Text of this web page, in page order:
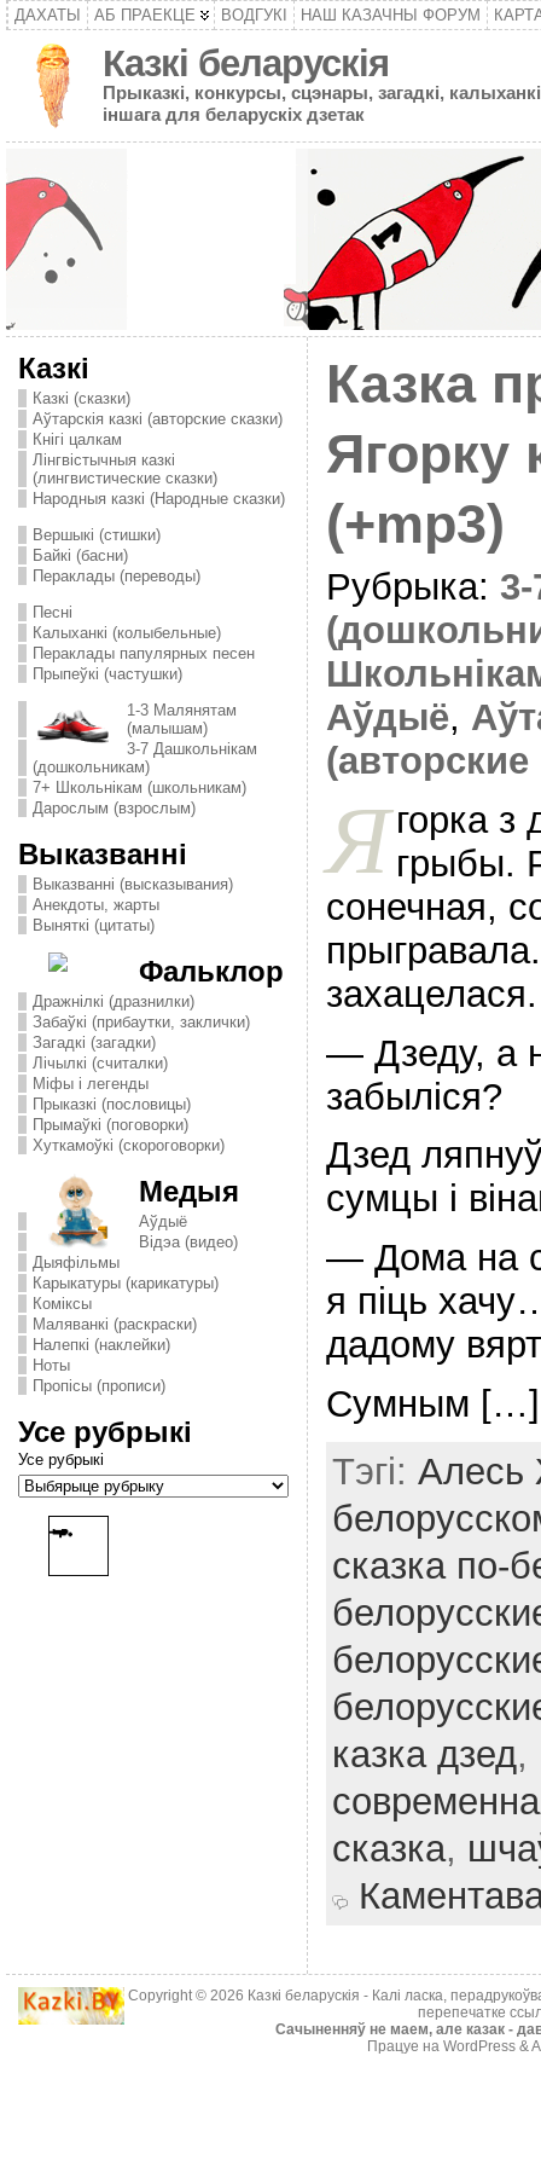
ДАХАТЫ АБ ПРАЕКЦЕ ВОДГУКІ НАШ КАЗАЧНЫ ФОРУМ
Казкі беларускія
Прыказкі, конкурсы, сцэнары, загадкі,
іншага для беларускіх дзетак
Казкі
Казкі (сказки)
Аўтарскія казкі (авторские сказки)
Кнігі цалкам
Лінгвістычныя казкі
(лингвистические сказки)
Народныя казкі (Народные сказки)
Вершыкі (стишки)
Байкі (басни)
Пераклады (переводы)
Песні
Калыханкі (колыбельные)
Пераклады папулярных песен
Прыпеўкі (частушки)
1-3 Малянятам
(малышам)
3-7 Дашкольнікам
(дошкольникам)
7+ Школьнікам (школьникам)
Дарослым (взрослым)
Выказванні
Выказванні (высказывания)
Анекдоты, жарты
Выняткі (цитаты)
Фальклор
Дражнілкі (дразнилки)
Забаўкі (прибаутки, заклички)
Загадкі (загадки)
Лічылкі (считалки)
Міфы і легенды
Прыказкі (пословицы)
Прымаўкі (поговорки)
Хуткамоўкі (скороговорки)
Медыя
Аўдыё
Відэа (видео)
Дыяфільмы
Карыкатуры (карикатуры)
Комiксы
Маляванкі (раскраски)
Налепкі (наклейки)
Ноты
Пропісы (прописи)
Усе рубрыкі
Усе рубрыкі
Казка
Ягорку
(+mp3)
Рубрыка:
Аўдыё,
(авторские
Я горка з
грыбы.
сонечная,
захацелася.
— Дзеду, а
забыліся?
Дзед
сумцы і
— Дома на
я піць
дадому
Сумным […]
Тэгі: Алесь
сказка по-
казка дзед,
сказка,
Copyright © 2026 Казкі беларускія - Калі ласка,
перепечатке
Cачыненняў не маем, але казак -
Працуе на WordPress &